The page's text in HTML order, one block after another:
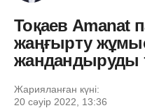
Тоқаев Amanat
жаңғырту
жандандыруды
Жарияланған күні:
20 сәуір 2022, 13:36